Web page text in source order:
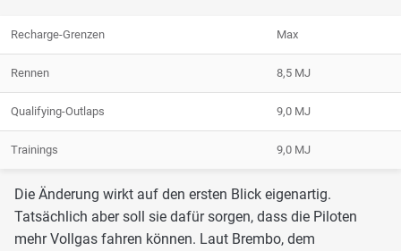
Recharge-Grenzen Max
Rennen 8,5 MJ
Qualifying-Outlaps 9,0 MJ
Trainings 9,0 MJ
Die Änderung wirkt auf den ersten Blick eigenartig.
Tatsächlich aber soll sie dafür sorgen, dass die Piloten
mehr Vollgas fahren können. Laut Brembo, dem